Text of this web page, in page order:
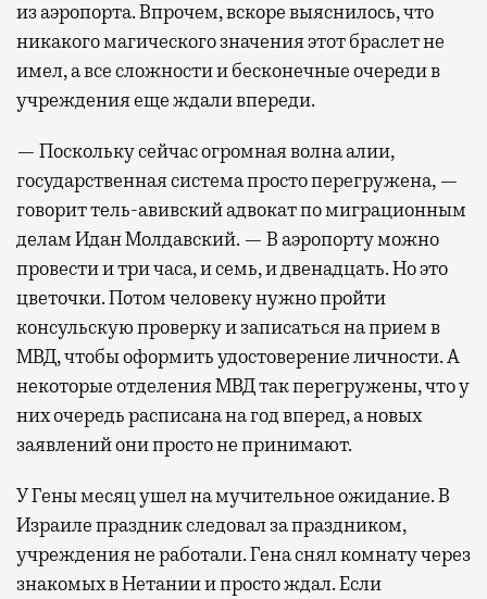
из аэропорта. Впрочем, вскоре выяснилось, что
никакого магического значения этот браслет не
имел, а все сложности и бесконечные очереди в
учреждения еще ждали впереди.
— Поскольку сейчас огромная волна алии,
государственная система просто перегружена, —
говорит тель-авивский адвокат по миграционным
делам Идан Молдавский. — В аэропорту можно
провести и три часа, и семь, и двенадцать. Но это
цветочки. Потом человеку нужно пройти
консульскую проверку и записаться на прием в
МВД, чтобы оформить удостоверение личности. А
некоторые отделения МВД так перегружены, что у
них очередь расписана на год вперед, а новых
заявлений они просто не принимают.
У Гены месяц ушел на мучительное ожидание. В
Израиле праздник следовал за праздником,
учреждения не работали. Гена снял комнату через
знакомых в Нетании и просто ждал. Если